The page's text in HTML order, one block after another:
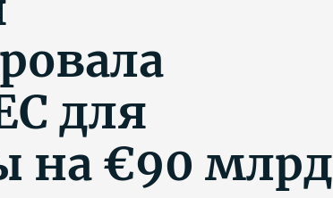
для
на €90 млрд